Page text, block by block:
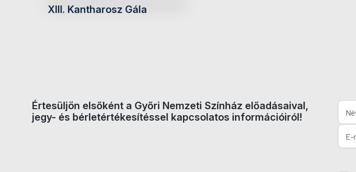
XIII. Kantharosz Gála
Értesüljön elsőként a Győri Nemzeti Színház előadásaival,
jegy- és bérletértékesítéssel kapcsolatos információiról!